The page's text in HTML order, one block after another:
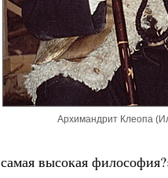
Архимандрит Клеопа
самая высокая